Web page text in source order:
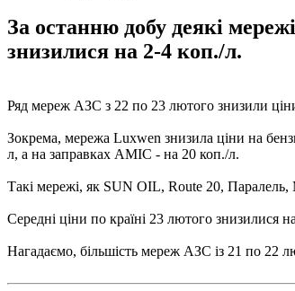
За останню добу деякі
знизилися на 2-4 коп./л.
Ряд мереж АЗС з 22 по 23 лютого знизили
Зокрема, мережа Luxwen знизила ціни на
л, а на заправках AMIC - на 20 коп./л.
Такі мережі, як SUN OIL, Route 20,
Середні ціни по країні 23 лютого знизилися
Нагадаємо, більшість мереж АЗС із 21 по 22